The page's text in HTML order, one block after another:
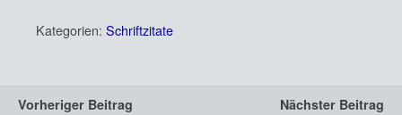
Kategorien: Schriftzitate
Vorheriger Beitrag Nächster Beitrag